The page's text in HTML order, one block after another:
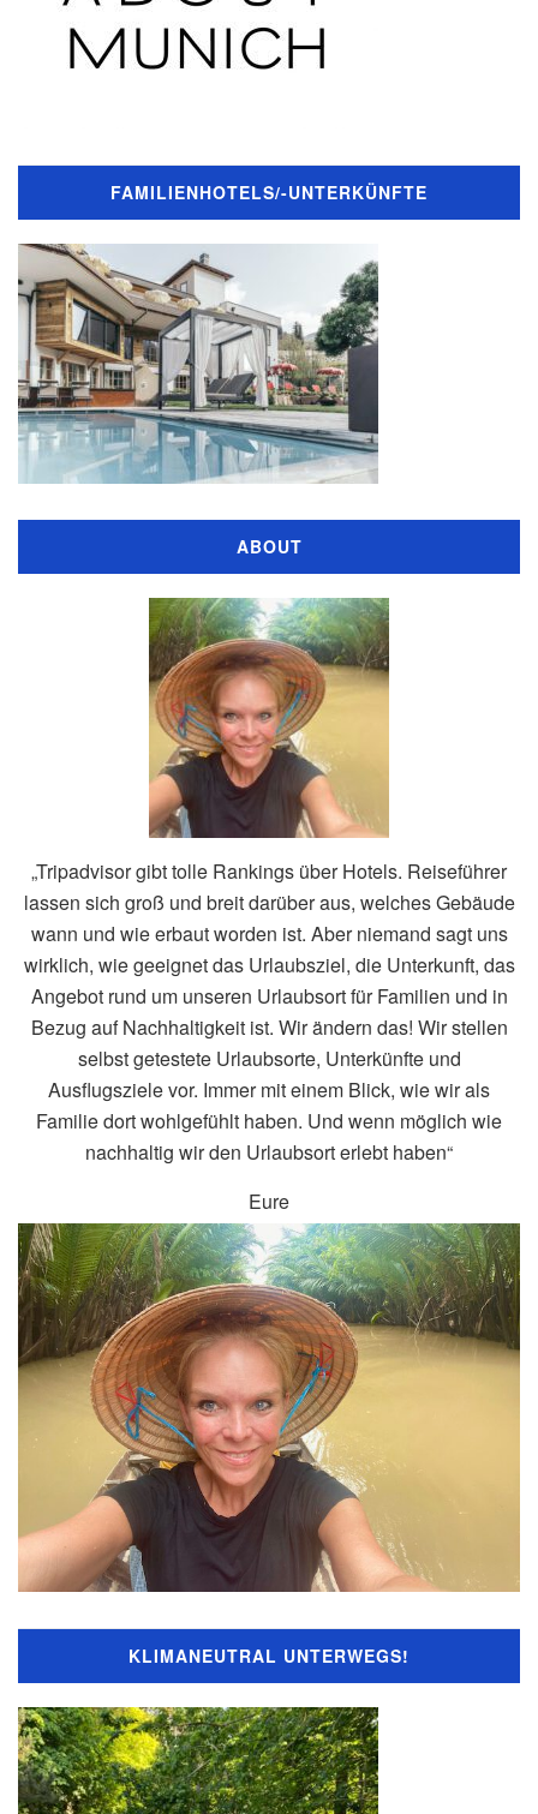
FAMILIENHOTELS/-UNTERKÜNFTE
ABOUT
„Tripadvisor gibt tolle Rankings über Hotels. Reiseführer
lassen sich groß und breit darüber aus, welches Gebäude
wann und wie erbaut worden ist. Aber niemand sagt uns
wirklich, wie geeignet das Urlaubsziel, die Unterkunft, das
Angebot rund um unseren Urlaubsort für Familien und in
Bezug auf Nachhaltigkeit ist. Wir ändern das! Wir stellen
selbst getestete Urlaubsorte, Unterkünfte und
Ausflugsziele vor. Immer mit einem Blick, wie wir als
Familie dort wohlgefühlt haben. Und wenn möglich wie
nachhaltig wir den Urlaubsort erlebt haben“
Eure
KLIMANEUTRAL UNTERWEGS!